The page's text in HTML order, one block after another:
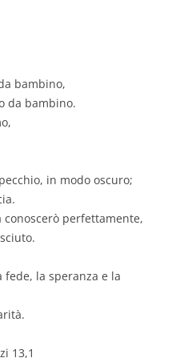
bambino,
da bambino.
in modo oscuro;
perfettamente,
fede, la speranza e la
13,1